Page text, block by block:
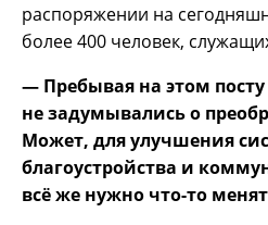
распоряжении на
более 400 человек,
— Пребывая на этом
не задумывались о
Может, для улучшения
благоустройства и
всё же нужно что-то